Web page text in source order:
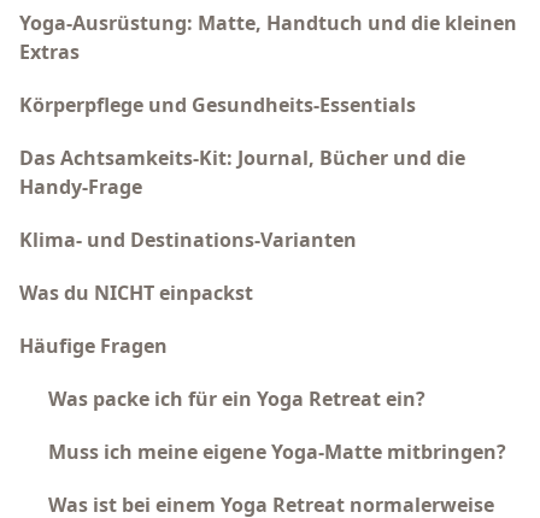
Yoga-Ausrüstung: Matte, Handtuch und die kleinen
Extras
Körperpflege und Gesundheits-Essentials
Das Achtsamkeits-Kit: Journal, Bücher und die
Handy-Frage
Klima- und Destinations-Varianten
Was du NICHT einpackst
Häufige Fragen
Was packe ich für ein Yoga Retreat ein?
Muss ich meine eigene Yoga-Matte mitbringen?
Was ist bei einem Yoga Retreat normalerweise